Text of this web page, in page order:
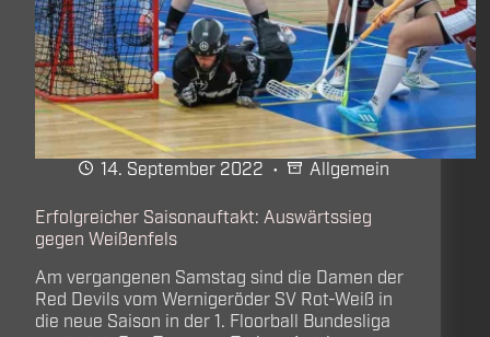
14. September 2022 Allgemein
Erfolgreicher Saisonauftakt: Auswärtssieg
gegen Weißenfels
Am vergangenen Samstag sind die Damen der
Red Devils vom Wernigeröder SV Rot-Weiß in
die neue Saison in der 1. Floorball Bundesliga